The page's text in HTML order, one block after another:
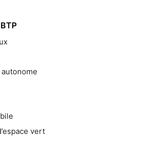
vert